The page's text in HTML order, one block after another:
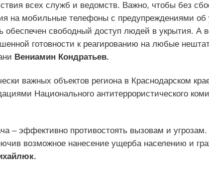
всех служб и ведомств. Важно, чтобы без
на мобильные телефоны с предупреждениями об
обеспечен свободный доступ людей в укрытия. А
готовности к реагированию на любые
Вениамин Кондратьев.
важных объектов региона в Краснодарском
Национального антитеррористического
– эффективно противостоять вызовам и
возможное нанесение ущерба населению и